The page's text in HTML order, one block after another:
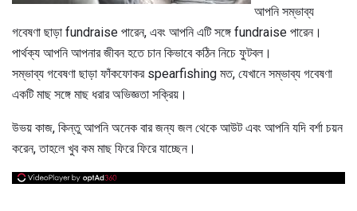
আপনি সম্ভাব্য
গবেষণা ছাড়া fundraise পারেন, এবং আপনি এটি সঙ্গে fundraise পারেন।
পার্থক্য আপনি আপনার জীবন হতে চান কিভাবে কঠিন নিচে ফুটবল।
সম্ভাব্য গবেষণা ছাড়া ফাঁকফোকর spearfishing মত, যেখানে সম্ভাব্য গবেষণা
একটি মাছ সঙ্গে মাছ ধরার অভিজ্ঞতা সক্রিয়।
উভয় কাজ, কিন্তু আপনি অনেক বার জন্য জল থেকে আউট এবং আপনি যদি বর্শা চয়ন
করেন, তাহলে খুব কম মাছ ফিরে ফিরে যাচ্ছেন।